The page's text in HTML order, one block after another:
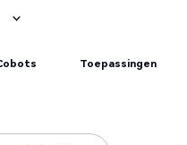
Toepassingen